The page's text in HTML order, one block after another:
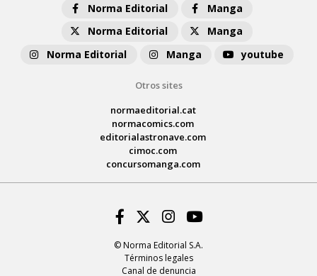
Norma Editorial
Manga
Norma Editorial
Manga
Norma Editorial
Manga youtube
Otros sites
normaeditorial.cat
normacomics.com
editorialastronave.com
cimoc.com
concursomanga.com
© Norma Editorial S.A.
Términos legales
Canal de denuncia
Facebook
Twitter
Instagram
Youtube